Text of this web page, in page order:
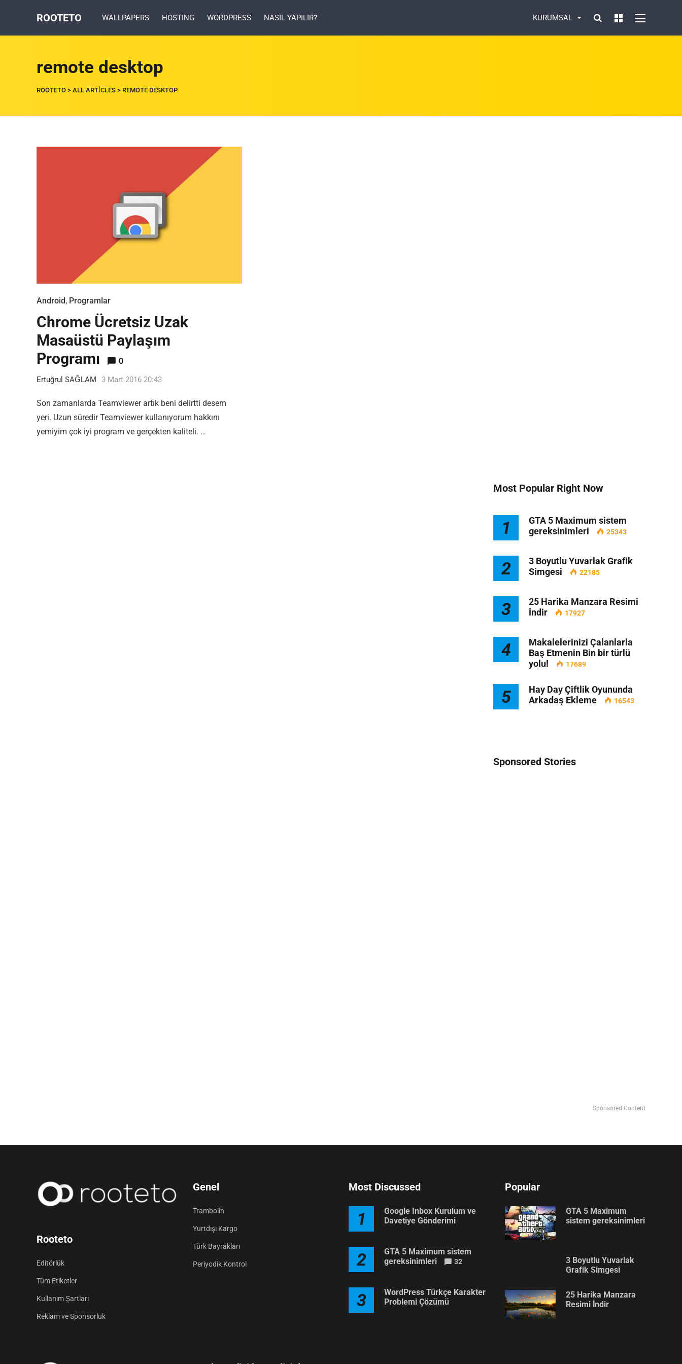
ROOTETO WALLPAPERS HOSTING WORDPRESS NASIL YAPILIR? KURUMSAL
remote desktop
ROOTETO > ALL ARTICLES > REMOTE DESKTOP
Android, Programlar
Chrome Ücretsiz Uzak
Masaüstü Paylaşım
Programı
0
Ertuğrul SAĞLAM 3 Mart 2016 20:43
Son zamanlarda Teamviewer artık beni delirtti desem
yeri. Uzun süredir Teamviewer kullanıyorum hakkını
yemiyim çok iyi program ve gerçekten kaliteli. …
Most Popular Right Now
1
GTA 5 Maximum sistem
gereksinimleri
25343
2
3 Boyutlu Yuvarlak Grafik
Simgesi
22185
3
25 Harika Manzara Resimi
İndir
17927
4
Makalelerinizi Çalanlarla
Baş Etmenin Bin bir türlü
yolu!
17689
5
Hay Day Çiftlik Oyununda
Arkadaş Ekleme
16543
Sponsored Stories
Sponsored Content
Rooteto
Editörlük
Tüm Etiketler
Kullanım Şartları
Reklam ve Sponsorluk
Genel
Trambolin
Yurtdışı Kargo
Türk Bayrakları
Periyodik Kontrol
Most Discussed
1
Google Inbox Kurulum ve
Davetiye Gönderimi
2
GTA 5 Maximum sistem
gereksinimleri
32
3
WordPress Türkçe Karakter
Problemi Çözümü
Popular
GTA 5 Maximum
sistem gereksinimleri
3 Boyutlu Yuvarlak
Grafik Simgesi
25 Harika Manzara
Resimi İndir